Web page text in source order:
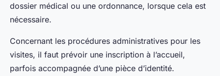
dossier médical ou une ordonnance, lorsque cela est
nécessaire.
Concernant les procédures administratives pour les
visites, il faut prévoir une inscription à l’accueil,
parfois accompagnée d’une pièce d’identité.